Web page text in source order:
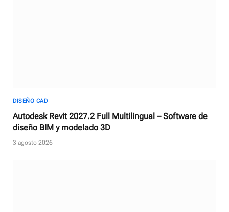
DISEÑO CAD
Autodesk Revit 2027.2 Full Multilingual – Software de
diseño BIM y modelado 3D
3 agosto 2026